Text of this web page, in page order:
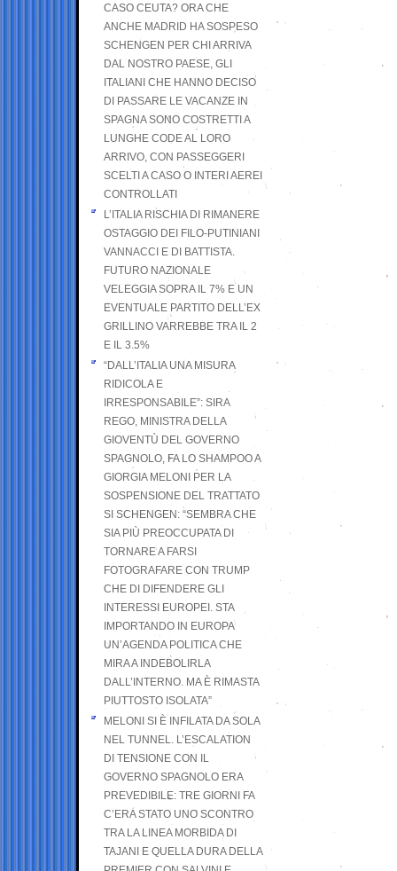
CASO CEUTA? ORA CHE
ANCHE MADRID HA SOSPESO
SCHENGEN PER CHI ARRIVA
DAL NOSTRO PAESE, GLI
ITALIANI CHE HANNO DECISO
DI PASSARE LE VACANZE IN
SPAGNA SONO COSTRETTI A
LUNGHE CODE AL LORO
ARRIVO, CON PASSEGGERI
SCELTI A CASO O INTERI AEREI
CONTROLLATI
L’ITALIA RISCHIA DI RIMANERE
OSTAGGIO DEI FILO-PUTINIANI
VANNACCI E DI BATTISTA.
FUTURO NAZIONALE
VELEGGIA SOPRA IL 7% E UN
EVENTUALE PARTITO DELL’EX
GRILLINO VARREBBE TRA IL 2
E IL 3.5%
“DALL’ITALIA UNA MISURA
RIDICOLA E
IRRESPONSABILE”: SIRA
REGO, MINISTRA DELLA
GIOVENTÙ DEL GOVERNO
SPAGNOLO, FA LO SHAMPOO A
GIORGIA MELONI PER LA
SOSPENSIONE DEL TRATTATO
SI SCHENGEN: “SEMBRA CHE
SIA PIÙ PREOCCUPATA DI
TORNARE A FARSI
FOTOGRAFARE CON TRUMP
CHE DI DIFENDERE GLI
INTERESSI EUROPEI. STA
IMPORTANDO IN EUROPA
UN’AGENDA POLITICA CHE
MIRA A INDEBOLIRLA
DALL’INTERNO. MA È RIMASTA
PIUTTOSTO ISOLATA”
MELONI SI È INFILATA DA SOLA
NEL TUNNEL. L’ESCALATION
DI TENSIONE CON IL
GOVERNO SPAGNOLO ERA
PREVEDIBILE: TRE GIORNI FA
C’ERA STATO UNO SCONTRO
TRA LA LINEA MORBIDA DI
TAJANI E QUELLA DURA DELLA